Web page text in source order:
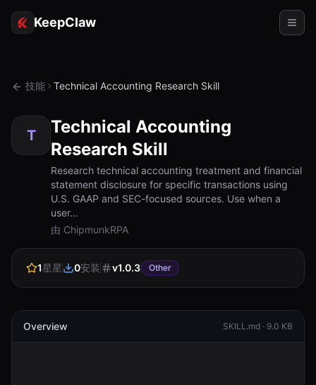
KeepClaw
令牌访问
使用案例
对比
文档
登录
技能 Technical Accounting Research Skill
T
Technical Accounting
Research Skill
Research technical accounting treatment and financial
statement disclosure for specific transactions using
U.S. GAAP and SEC-focused sources. Use when a
user...
由 ChipmunkRPA
1星星 0安装 v1.0.3 Other
Overview SKILL.md · 9.0 KB